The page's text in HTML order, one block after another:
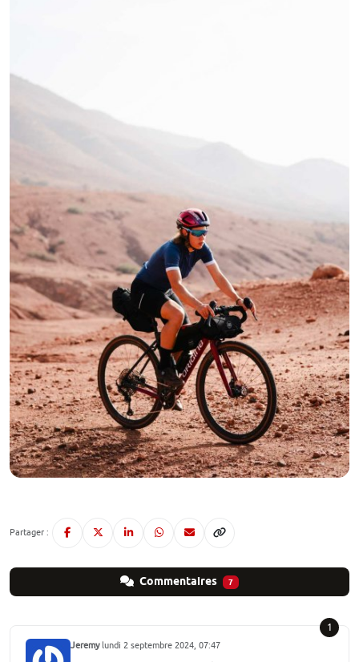
Partager :
Commentaires 7
1
Jeremylundi 2 septembre 2024, 07:47